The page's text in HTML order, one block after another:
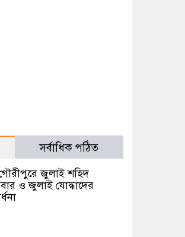
সর্বাধিক পঠিত
জুলাই শহিদ
ও জুলাই যোদ্ধাদের